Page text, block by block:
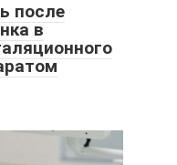
после
в